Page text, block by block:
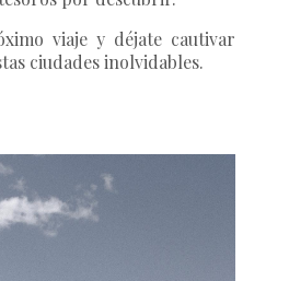
viaje y déjate cautivar
ciudades inolvidables.